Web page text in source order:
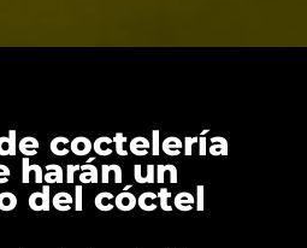
coctelería
harán un
del cóctel